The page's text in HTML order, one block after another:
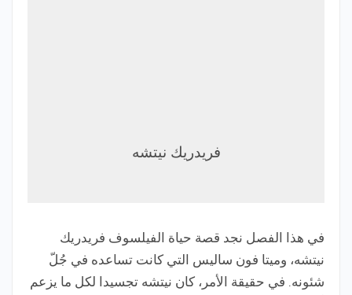
فريدريك نيتشه
في هذا الفصل نجد قصة حياة الفيلسوف فريدريك
نيتشه، وميتا فون ساليس التي كانت تساعده في جُلّ
شئونه. في حقيقة الأمر، كان نيتشه تجسيدا لكل ما يزعم